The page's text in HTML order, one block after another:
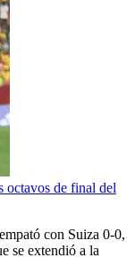
octavos de final del
con Suiza 0-0,
se extendió a la